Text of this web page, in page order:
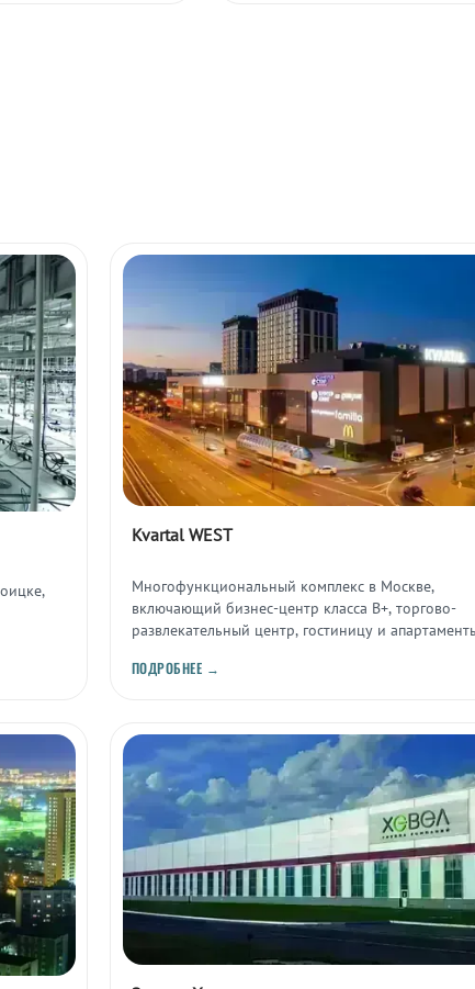
Kvartal WEST
Многофункциональный комплекс в Москве,
включающий бизнес-центр класса B+, торгово-
развлекательный центр, гостиницу и
ПОДРОБНЕЕ →